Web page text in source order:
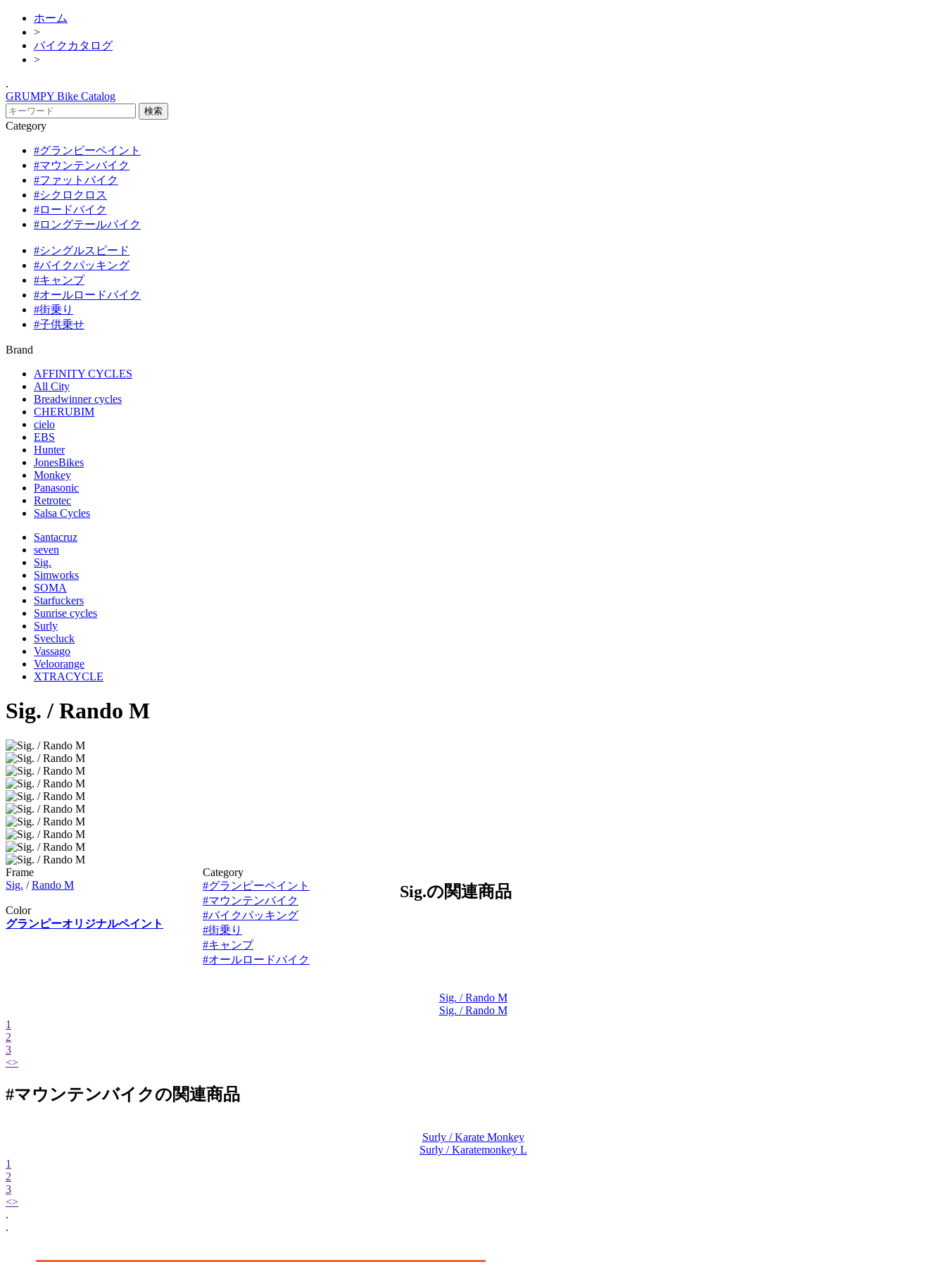
ホーム
>
バイクカタログ
>
.
GRUMPY Bike Catalog
Category
#グランピーペイント
#マウンテンバイク
#ファットバイク
#シクロクロス
#ロードバイク
#ロングテールバイク
#シングルスピード
#バイクパッキング
#キャンプ
#オールロードバイク
#街乗り
#子供乗せ
Brand
AFFINITY CYCLES
All City
Breadwinner cycles
CHERUBIM
cielo
EBS
Hunter
JonesBikes
Monkey
Panasonic
Retrotec
Salsa Cycles
Santacruz
seven
Sig.
Simworks
SOMA
Starfuckers
Sunrise cycles
Surly
Svecluck
Vassago
Veloorange
XTRACYCLE
Sig. / Rando M
Frame
Sig. /Rando M
Color
グランピーオリジナルペイント
Category
#グランピーペイント
#マウンテンバイク
#バイクパッキング
#街乗り
#キャンプ
#オールロードバイク
Sig.の関連商品
Sig. / Rando M
Sig. / Rando M
1
2
3
<>
#マウンテンバイクの関連商品
Surly / Karate Monkey
Surly / Karatemonkey L
1
2
3
<>
.
.